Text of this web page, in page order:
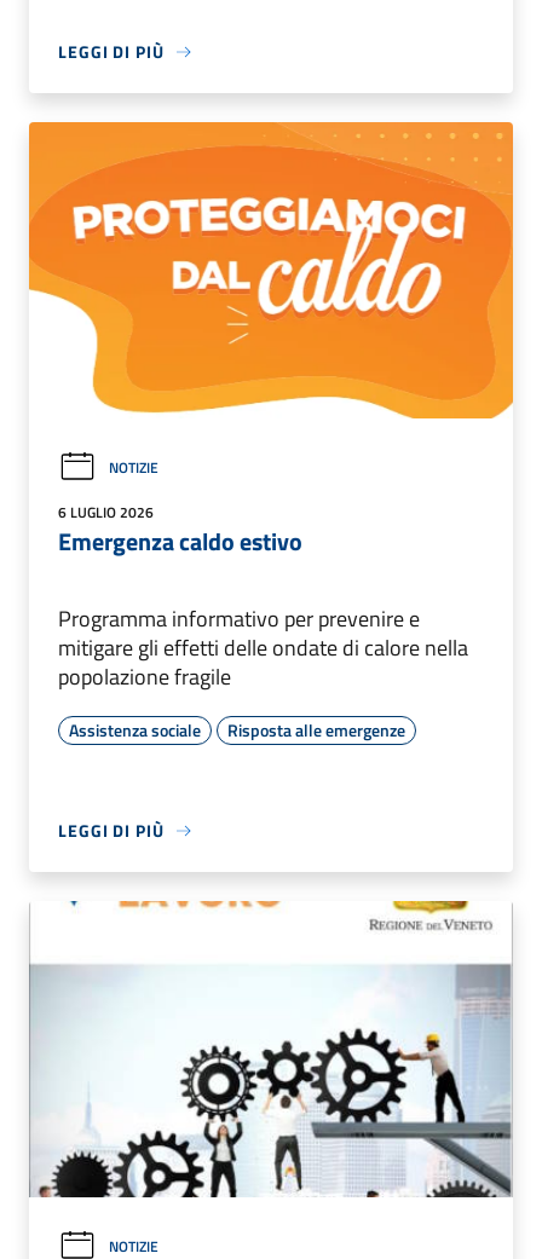
LEGGI DI PIÙ
NOTIZIE
6 LUGLIO 2026
Emergenza caldo estivo
Programma informativo per prevenire e
mitigare gli effetti delle ondate di calore nella
popolazione fragile
Assistenza sociale Risposta alle emergenze
LEGGI DI PIÙ
NOTIZIE